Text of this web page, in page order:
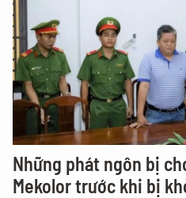
Những phát ngôn bị
Mekolor trước khi bị